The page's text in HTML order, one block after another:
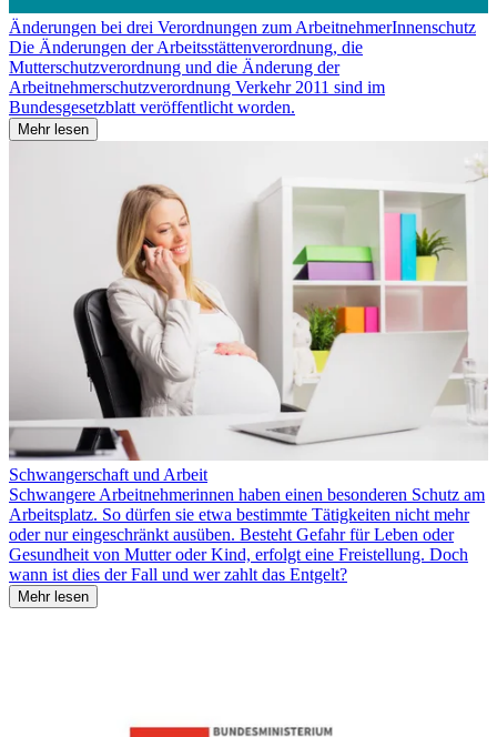
Änderungen bei drei Verordnungen zum ArbeitnehmerInnenschutz
Die Änderungen der Arbeitsstättenverordnung, die
Mutterschutzverordnung und die Änderung der
Arbeitnehmerschutzverordnung Verkehr 2011 sind im
Bundesgesetzblatt veröffentlicht worden.
Mehr lesen
Schwangerschaft und Arbeit
Schwangere Arbeitnehmerinnen haben einen besonderen Schutz am
Arbeitsplatz. So dürfen sie etwa bestimmte Tätigkeiten nicht mehr
oder nur eingeschränkt ausüben. Besteht Gefahr für Leben oder
Gesundheit von Mutter oder Kind, erfolgt eine Freistellung. Doch
wann ist dies der Fall und wer zahlt das Entgelt?
Mehr lesen